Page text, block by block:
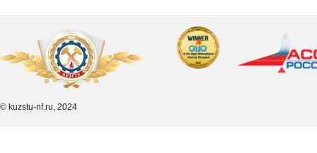
© kuzstu-nf.ru, 2024